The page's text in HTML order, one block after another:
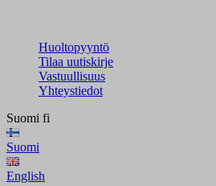
Huoltopyyntö
Tilaa uutiskirje
Vastuullisuus
Yhteystiedot
Suomi fi
Suomi
English